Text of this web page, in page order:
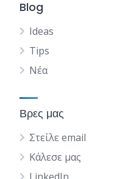
Blog
Ideas
Tips
Νέα
Βρες μας
Στείλε email
Κάλεσε μας